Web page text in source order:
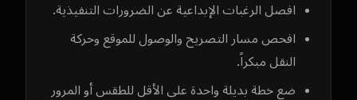
افصل الرغبات الإبداعية عن الضرورات التنفيذية.
افحص مسار التصريح والوصول للموقع وحركة
النقل مبكراً.
ضع خطة بديلة واحدة على الأقل للطقس أو المرور